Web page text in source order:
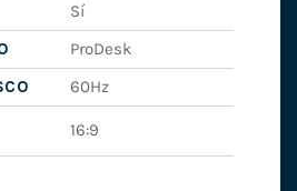
Sí
ProDesk
60Hz
16:9